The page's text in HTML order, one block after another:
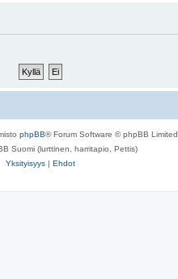
phpBB® Forum Software © phpBB Limited
Suomi (lurttinen, harritapio, Pettis)
Yksityisyys | Ehdot